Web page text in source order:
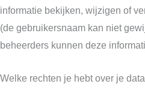
informatie bekijken, wijzigen of
(de gebruikersnaam kan niet
beheerders kunnen deze
Welke rechten je hebt over je data